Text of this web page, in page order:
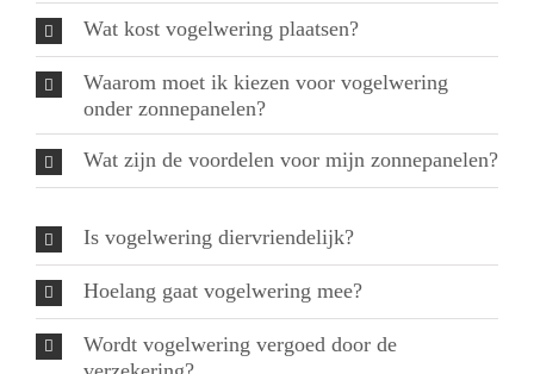
Wat kost vogelwering plaatsen?
Waarom moet ik kiezen voor vogelwering
onder zonnepanelen?
Wat zijn de voordelen voor mijn zonnepanelen?
Is vogelwering diervriendelijk?
Hoelang gaat vogelwering mee?
Wordt vogelwering vergoed door de